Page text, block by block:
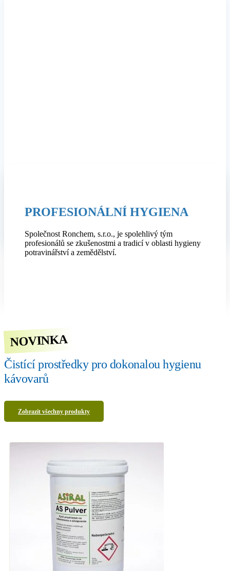
PROFESIONÁLNÍ HYGIENA
Společnost Ronchem, s.r.o., je spolehlivý tým
profesionálů se zkušenostmi a tradicí v oblasti hygieny
potravinářství a zemědělství.
NOVINKA
Čistící prostředky pro dokonalou hygienu
kávovarů
Zobrazit všechny produkty